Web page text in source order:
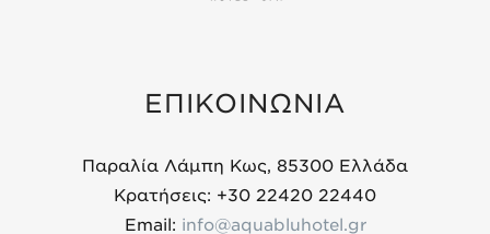
ΕΠΙΚΟΙΝΩΝΙΑ
Παραλία Λάμπη Κως, 85300 Ελλάδα
Κρατήσεις: +30 22420 22440
Email: info@aquabluhotel.gr